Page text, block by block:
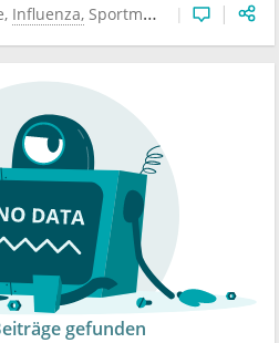
Influenza Sportmedizin
gefunden